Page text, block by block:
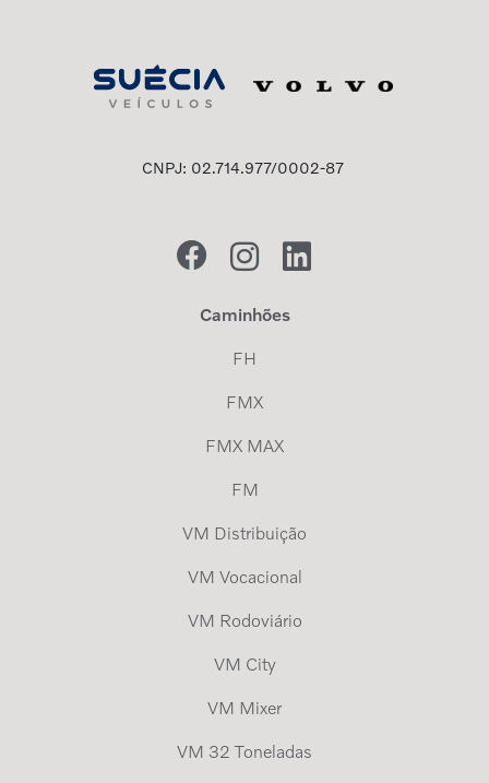
CNPJ: 02.714.977/0002-87
Caminhões
FH
FMX
FMX MAX
FM
VM Distribuição
VM Vocacional
VM Rodoviário
VM City
VM Mixer
VM 32 Toneladas